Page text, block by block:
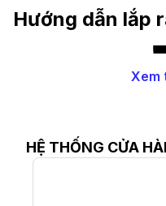
Hướng dẫn lắp
Xem
HỆ THỐNG CỬA